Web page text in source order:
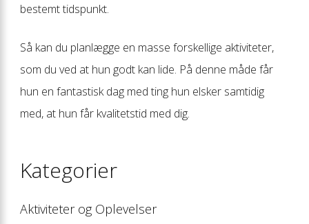
bestemt tidspunkt.
Så kan du planlægge en masse forskellige aktiviteter,
som du ved at hun godt kan lide. På denne måde får
hun en fantastisk dag med ting hun elsker samtidig
med, at hun får kvalitetstid med dig.
Kategorier
Aktiviteter og Oplevelser